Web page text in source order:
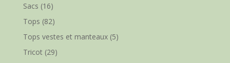
Sacs (16)
Tops (82)
Tops vestes et manteaux(5)
Tricot (29)